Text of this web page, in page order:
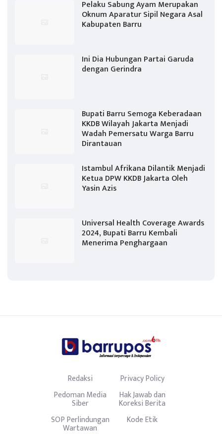
Pelaku Sabung Ayam Merupakan
Oknum Aparatur Sipil Negara Asal
Kabupaten Barru
Ini Dia Hubungan Partai Garuda
dengan Gerindra
Bupati Barru Semoga Keberadaan
KKDB Wilayah Jakarta Menjadi
Wadah Pemersatu Warga Barru
Dirantauan
Istambul Afrikana Dilantik Menjadi
Ketua DPW KKDB Jakarta Oleh
Yasin Azis
Universal Health Coverage Awards
2024, Bupati Barru Kembali
Menerima Penghargaan
Redaksi
Privacy Policy
Pedoman Media
Siber
Hak Jawab dan
Koreksi Berita
SOP Perlindungan
Wartawan
Kode Etik